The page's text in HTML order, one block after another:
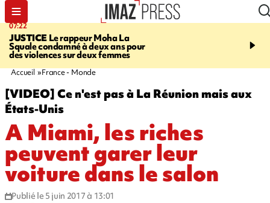
07:22
JUSTICE Le rappeur Moha La
Squale condamné à deux ans pour
des violences sur deux femmes
10:46
décède en juillet, 18
Accueil France - Monde
[VIDEO] Ce n'est pas à La Réunion mais aux
États-Unis
A Miami, les riches
peuvent garer leur
voiture dans le salon
Publié le 5 juin 2017 à 13:01